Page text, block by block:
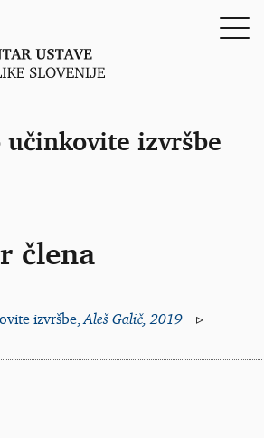
učinkovite izvršbe
člena
izvršbe, Aleš Galič, 2019